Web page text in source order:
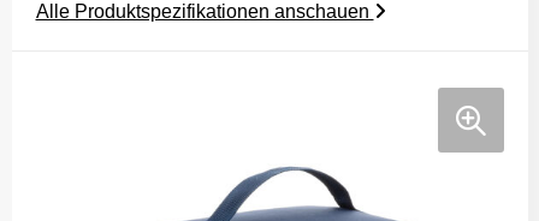
Alle Produktspezifikationen anschauen